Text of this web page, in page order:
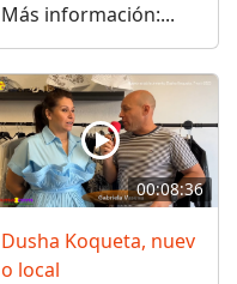
Más información:...
00:08:36
Dusha Koqueta, nuev
o local